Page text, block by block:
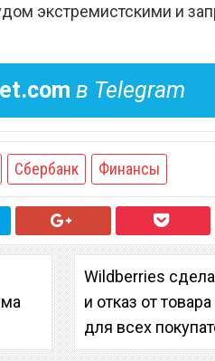
экстремистскими и
в Telegram
Сбербанк Финансы
Wildberries
и отказ от
для всех